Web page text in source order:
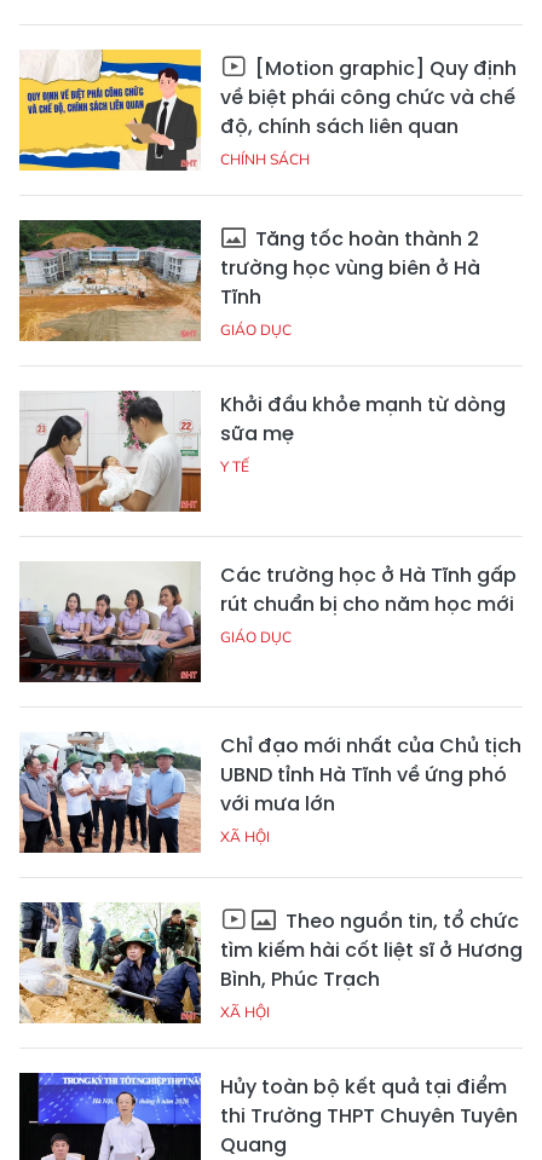
[Motion graphic] Quy định
về biệt phái công chức và chế
độ, chính sách liên quan
CHÍNH SÁCH
Tăng tốc hoàn thành 2
trường học vùng biên ở Hà
Tĩnh
GIÁO DỤC
Khởi đầu khỏe mạnh từ dòng
sữa mẹ
Y TẾ
Các trường học ở Hà Tĩnh gấp
rút chuẩn bị cho năm học mới
GIÁO DỤC
Chỉ đạo mới nhất của Chủ tịch
UBND tỉnh Hà Tĩnh về ứng phó
với mưa lớn
XÃ HỘI
Theo nguồn tin, tổ chức
tìm kiếm hài cốt liệt sĩ ở Hương
Bình, Phúc Trạch
XÃ HỘI
Hủy toàn bộ kết quả tại điểm
thi Trường THPT Chuyên Tuyên
Quang